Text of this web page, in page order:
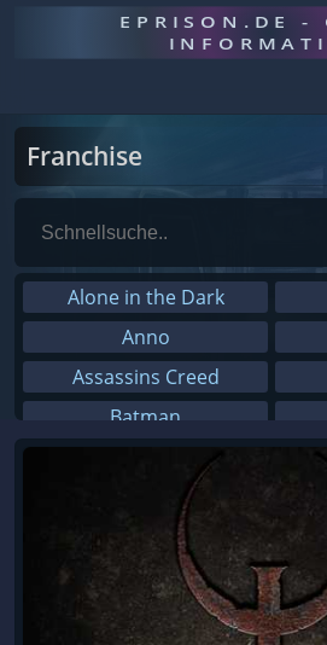
EPRISON.DE -
Franchise
Alone in the Dark
Anno
Assassins Creed
Batman
Call of Duty
Dead Space
Diablo
DIRT